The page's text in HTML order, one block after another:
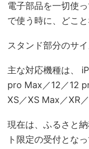
電子部品を一切使
で使う時に、どこ
スタンド部分のサ
主な対応機種は、
pro Max／12／12
XS／XS Max／XR
現在は、ふるさと
ト限定の受付となっ